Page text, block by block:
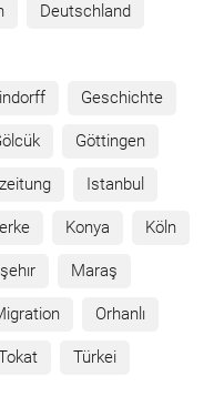
Deutschland
Geschichte
Göttingen
Istanbul
Konya Köln
Maraş
Orhanlı
Türkei